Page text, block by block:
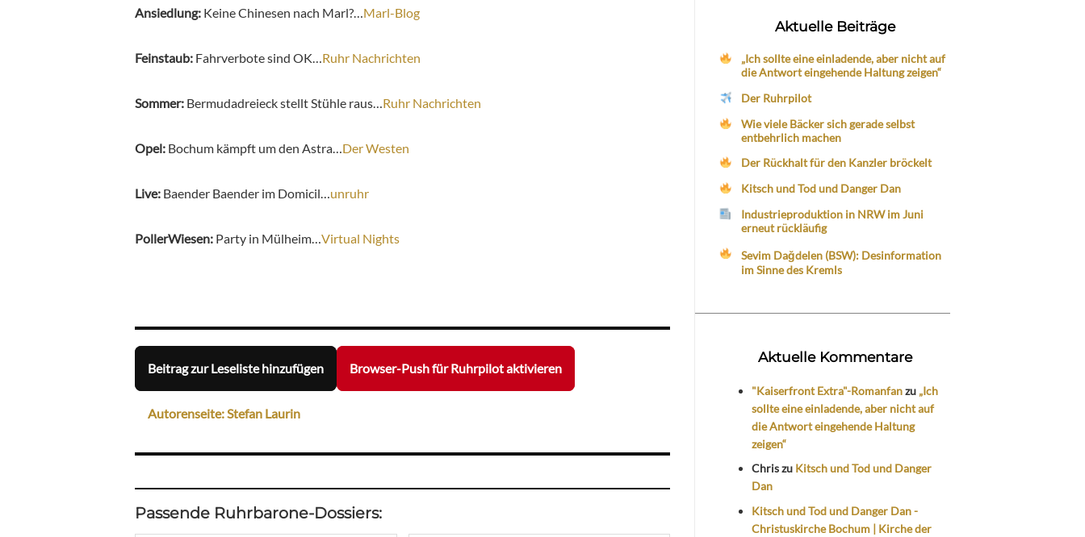
Ansiedlung: Keine Chinesen nach Marl?… Marl-Blog
Feinstaub: Fahrverbote sind OK… Ruhr Nachrichten
Sommer: Bermudadreieck stellt Stühle raus… Ruhr Nachrichten
Opel: Bochum kämpft um den Astra… Der Westen
Live: Baender Baender im Domicil… unruhr
PollerWiesen: Party in Mülheim… Virtual Nights
Beitrag zur Leseliste hinzufügen Browser-Push für Ruhrpilot aktivieren
Autorenseite: Stefan Laurin
Passende Ruhrbarone-Dossiers:
Aktuelle Beiträge
„Ich sollte eine einladende, aber nicht auf
die Antwort eingehende Haltung zeigen“
Der Ruhrpilot
Wie viele Bäcker sich gerade selbst
entbehrlich machen
Der Rückhalt für den Kanzler bröckelt
Kitsch und Tod und Danger Dan
Industrieproduktion in NRW im Juni
erneut rückläufig
Sevim Dağdelen (BSW): Desinformation
im Sinne des Kremls
Aktuelle Kommentare
"Kaiserfront Extra"-Romanfanzu „Ich
sollte eine einladende, aber nicht auf
die Antwort eingehende Haltung
zeigen“
Chriszu Kitsch und Tod und Danger
Dan
Kitsch und Tod und Danger Dan -
Christuskirche Bochum | Kirche der